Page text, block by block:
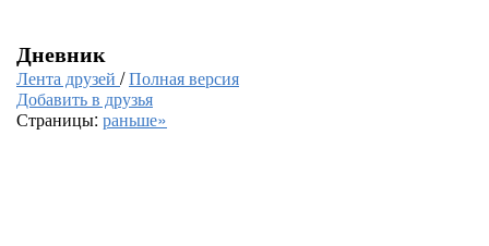
Дневник
Лента друзей /Полная версия
Добавить в друзья
Страницы: раньше»